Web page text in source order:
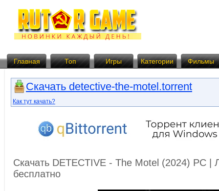
Главная Топ Игры Категории Фильмы
Скачать detective-the-motel.torrent
Как тут качать?
Скачать DETECTIVE - The Motel (2024) PC |
бесплатно